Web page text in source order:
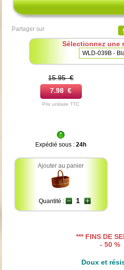
Partager sur
Sélectionnez une
15.95 €
7.98 €
Prix unitaire TTC
Expédié sous :24h
Ajouter au panier
Quantité :
*** FINS DE
- 50 %
Doux et